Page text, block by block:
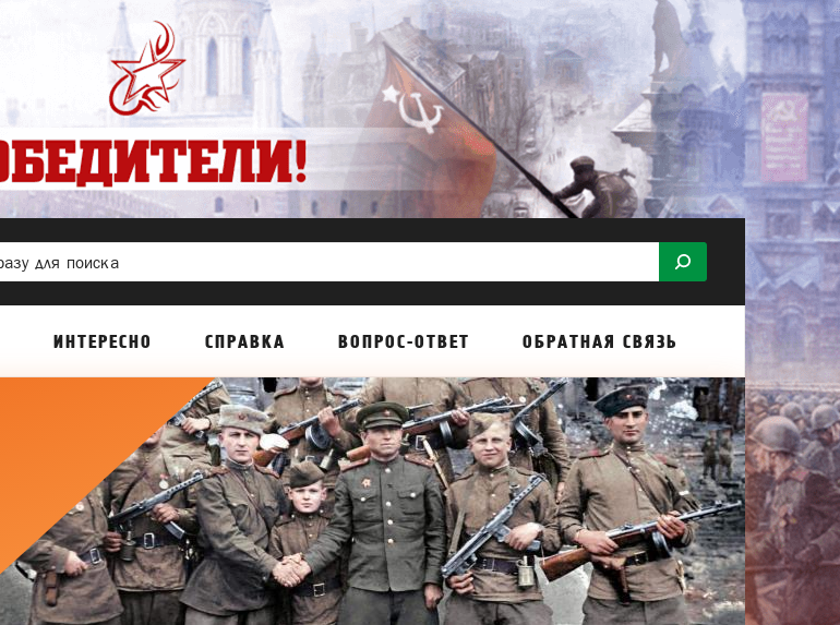
ИНТЕРЕСНО СПРАВКА ВОПРОС-ОТВЕТ ОБРАТНАЯ СВЯЗЬ